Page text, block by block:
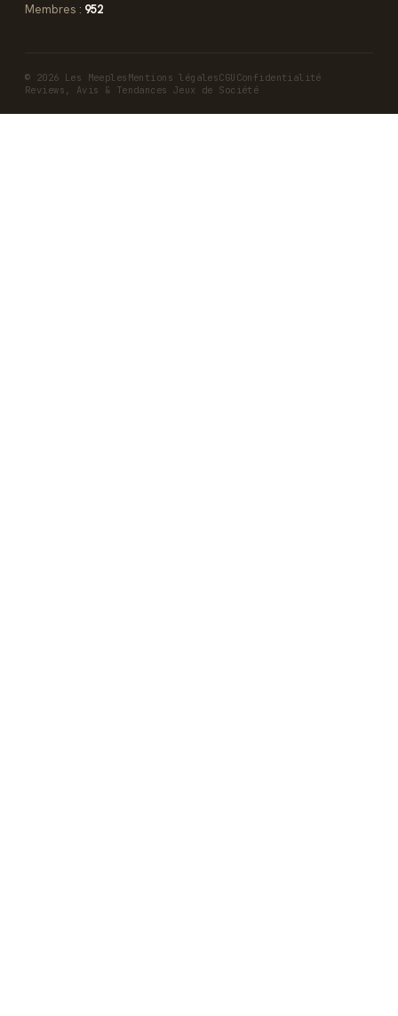
Membres : 952
© 2026 Les Meeples Mentions légalesCGU Confidentialité
Reviews, Avis & Tendances Jeux de Société